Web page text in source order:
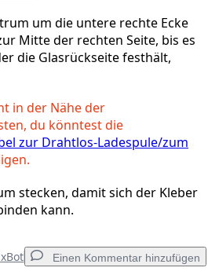
um die untere rechte Ecke
Mitte der rechten Seite, bis es
die Glasrückseite festhält,
in der Nähe der
du könntest die
zur Drahtlos-Ladespule/zum
stecken, damit sich der Kleber
kann.
Einen Kommentar hinzufügen